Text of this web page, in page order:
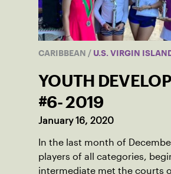
CARIBBEAN / U.S. VIRGIN
YOUTH
#6- 2019
January 16, 2020
In the last month of
players of all categories,
intermediate met the courts